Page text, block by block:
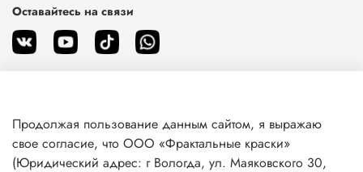
О магазине
Оставайтесь на связи
Продолжая пользование данным сайтом, я выражаю
свое согласие, что ООО «Фрактальные краски»
(Юридический адрес: г Вологда, ул. Маяковского 30,